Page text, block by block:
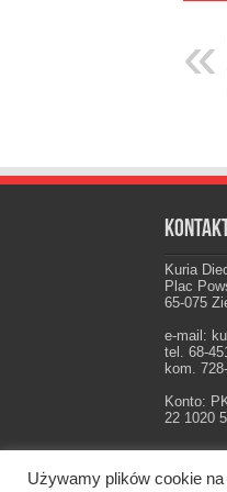
Kuria
Plac
65-075
e-mail:
tel. 68-
kom.
Konto:
22 1020
Używamy plików cookie